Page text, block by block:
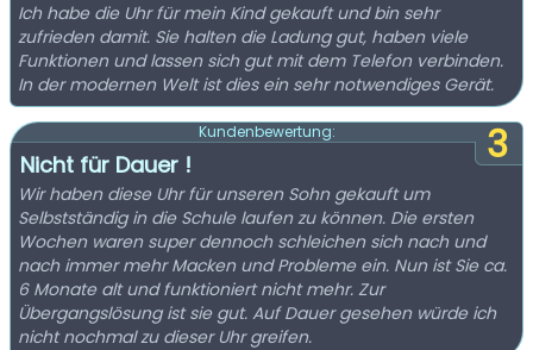
Ich habe die Uhr für mein Kind gekauft und bin sehr
zufrieden damit. Sie halten die Ladung gut, haben viele
Funktionen und lassen sich gut mit dem Telefon verbinden.
In der modernen Welt ist dies ein sehr notwendiges Gerät.
3
Kundenbewertung:
Nicht für Dauer !
Wir haben diese Uhr für unseren Sohn gekauft um
Selbstständig in die Schule laufen zu können. Die ersten
Wochen waren super dennoch schleichen sich nach und
nach immer mehr Macken und Probleme ein. Nun ist Sie ca.
6 Monate alt und funktioniert nicht mehr. Zur
Übergangslösung ist sie gut. Auf Dauer gesehen würde ich
nicht nochmal zu dieser Uhr greifen.